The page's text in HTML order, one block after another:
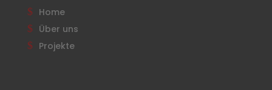
Home
Über uns
Projekte